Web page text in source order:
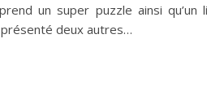
un super puzzle ainsi qu’un
deux autres…